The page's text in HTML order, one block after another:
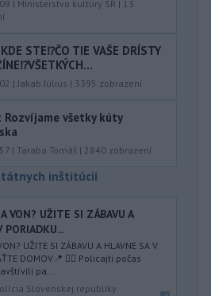
| Ministerstvo kultúry SR | 13
STE⁉️ČO TIE VAŠE DRÍSTY
|Jakab Július | 3395 zobrazení
Rozvíjame všetky kúty
| Taraba Tomáš | 2840 zobrazení
inštitúcií
VON? UŽITE SI ZÁBAVU A
PORIADKU...
UŽITE SI ZÁBAVU A HLAVNE SA V
DOMOV📍 👮‍♂️ Policajti počas
pa...
Slovenskej republiky